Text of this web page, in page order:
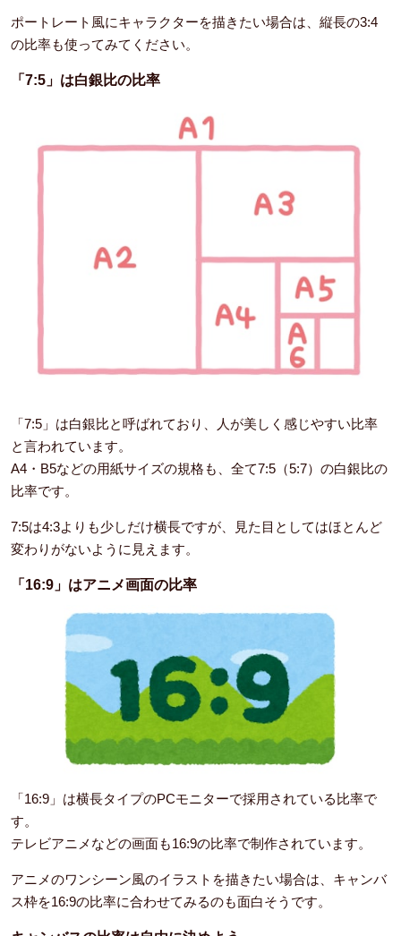
ポートレート風にキャラクターを描きたい場合は、縦長の3:4
の比率も使ってみてください。
「7:5」は白銀比の比率
「7:5」は白銀比と呼ばれており、人が美しく感じやすい比率
と言われています。
A4・B5などの用紙サイズの規格も、全て7:5（5:7）の白銀比の
比率です。
7:5は4:3よりも少しだけ横長ですが、見た目としてはほとんど
変わりがないように見えます。
「16:9」はアニメ画面の比率
「16:9」は横長タイプのPCモニターで採用されている比率で
す。
テレビアニメなどの画面も16:9の比率で制作されています。
アニメのワンシーン風のイラストを描きたい場合は、キャンバ
ス枠を16:9の比率に合わせてみるのも面白そうです。